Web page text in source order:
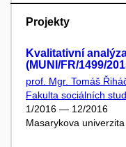
Projekty
Kvalitativní
(MUNI/FR/1499/
prof. Mgr. Tomáš
Fakulta sociálních
1/2016 — 12/2016
Masarykova